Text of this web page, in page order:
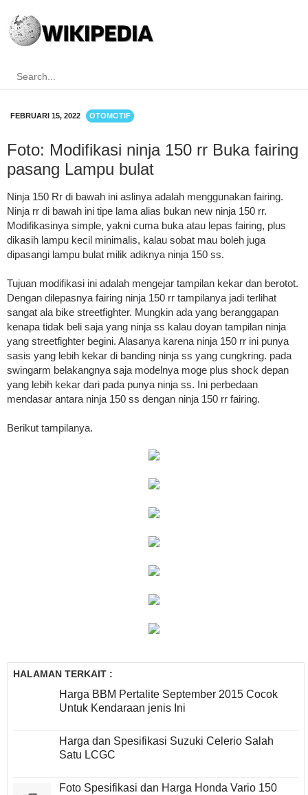
FEBRUARI 15, 2022 OTOMOTIF
Foto: Modifikasi ninja 150 rr Buka fairing
pasang Lampu bulat
Ninja 150 Rr di bawah ini aslinya adalah menggunakan fairing.
Ninja rr di bawah ini tipe lama alias bukan new ninja 150 rr.
Modifikasinya simple, yakni cuma buka atau lepas fairing, plus
dikasih lampu kecil minimalis, kalau sobat mau boleh juga
dipasangi lampu bulat milik adiknya ninja 150 ss.
Tujuan modifikasi ini adalah mengejar tampilan kekar dan berotot.
Dengan dilepasnya fairing ninja 150 rr tampilanya jadi terlihat
sangat ala bike streetfighter. Mungkin ada yang beranggapan
kenapa tidak beli saja yang ninja ss kalau doyan tampilan ninja
yang streetfighter begini. Alasanya karena ninja 150 rr ini punya
sasis yang lebih kekar di banding ninja ss yang cungkring. pada
swingarm belakangnya saja modelnya moge plus shock depan
yang lebih kekar dari pada punya ninja ss. Ini perbedaan
mendasar antara ninja 150 ss dengan ninja 150 rr fairing.
Berikut tampilanya.
HALAMAN TERKAIT :
Harga BBM Pertalite September 2015 Cocok
Untuk Kendaraan jenis Ini
Harga dan Spesifikasi Suzuki Celerio Salah
Satu LCGC
Foto Spesifikasi dan Harga Honda Vario 150